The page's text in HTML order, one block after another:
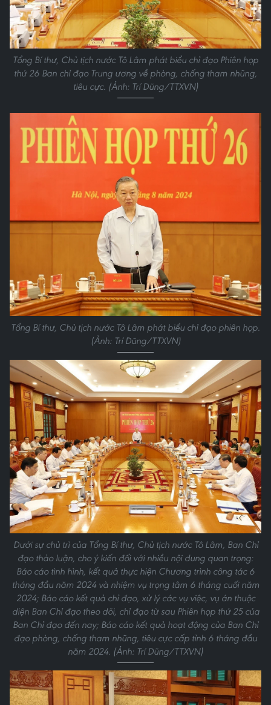
Tổng Bí thư, Chủ tịch nước Tô Lâm phát biểu chỉ đạo Phiên họp
thứ 26 Ban chỉ đạo Trung ương về phòng, chống tham nhũng,
tiêu cực. (Ảnh: Trí Dũng/TTXVN)
Tổng Bí thư, Chủ tịch nước Tô Lâm phát biểu chỉ đạo phiên họp.
(Ảnh: Trí Dũng/TTXVN)
Dưới sự chủ trì của Tổng Bí thư, Chủ tịch nước Tô Lâm, Ban Chỉ
đạo thảo luận, cho ý kiến đối với nhiều nội dung quan trọng:
Báo cáo tình hình, kết quả thực hiện Chương trình công tác 6
tháng đầu năm 2024 và nhiệm vụ trọng tâm 6 tháng cuối năm
2024; Báo cáo kết quả chỉ đạo, xử lý các vụ việc, vụ án thuộc
diện Ban Chỉ đạo theo dõi, chỉ đạo từ sau Phiên họp thứ 25 của
Ban Chỉ đạo đến nay; Báo cáo kết quả hoạt động của Ban Chỉ
đạo phòng, chống tham nhũng, tiêu cực cấp tỉnh 6 tháng đầu
năm 2024. (Ảnh: Trí Dũng/TTXVN)